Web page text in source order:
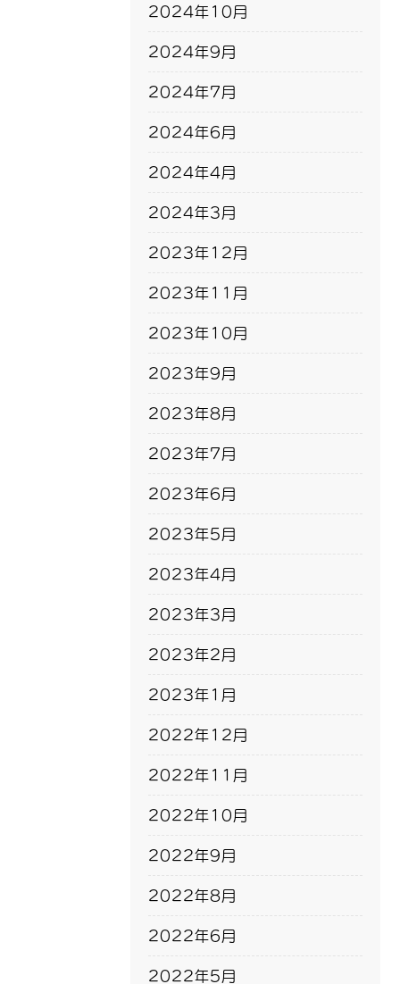
2024年10月
2024年9月
2024年7月
2024年6月
2024年4月
2024年3月
2023年12月
2023年11月
2023年10月
2023年9月
2023年8月
2023年7月
2023年6月
2023年5月
2023年4月
2023年3月
2023年2月
2023年1月
2022年12月
2022年11月
2022年10月
2022年9月
2022年8月
2022年6月
2022年5月